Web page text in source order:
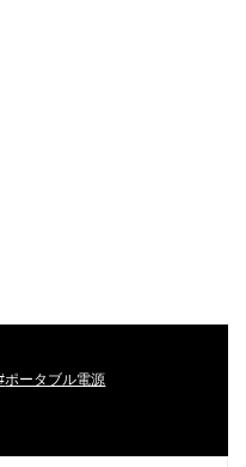
ポータブル電源